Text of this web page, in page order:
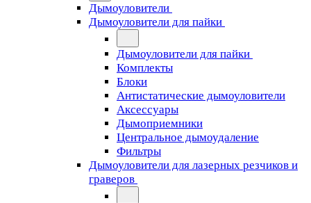
Дымоуловители
Дымоуловители для пайки
Дымоуловители для пайки
Комплекты
Блоки
Антистатические дымоуловители
Аксессуары
Дымоприемники
Центральное дымоудаление
Фильтры
Дымоуловители для лазерных резчиков и
граверов